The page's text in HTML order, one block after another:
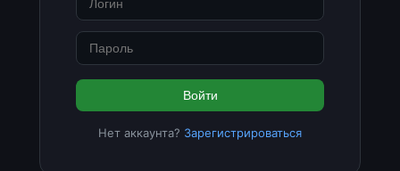
Войти
Нет аккаунта? Зарегистрироваться